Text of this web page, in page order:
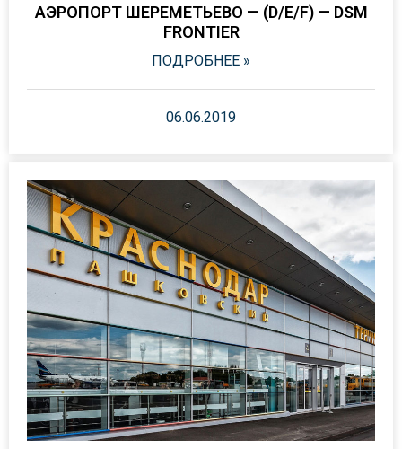
АЭРОПОРТ ШЕРЕМЕТЬЕВО — (D/E/F) — DSM
FRONTIER
ПОДРОБНЕЕ »
06.06.2019